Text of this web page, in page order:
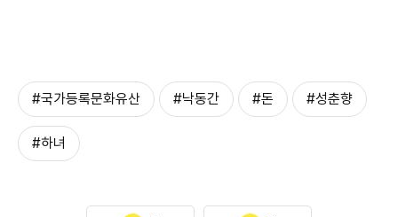
#국가등록문화유산 #낙동간 #돈 #성춘향
#하녀